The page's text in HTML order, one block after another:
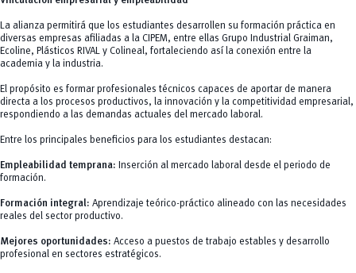
La alianza permitirá que los estudiantes desarrollen su formación práctica en
diversas empresas afiliadas a la CIPEM, entre ellas Grupo Industrial Graiman,
Ecoline, Plásticos RIVAL y Colineal, fortaleciendo así la conexión entre la
academia y la industria.
El propósito es formar profesionales técnicos capaces de aportar de manera
directa a los procesos productivos, la innovación y la competitividad empresarial,
respondiendo a las demandas actuales del mercado laboral.
Entre los principales beneficios para los estudiantes destacan:
Empleabilidad temprana: Inserción al mercado laboral desde el periodo de
formación.
Formación integral: Aprendizaje teórico-práctico alineado con las necesidades
reales del sector productivo.
Mejores oportunidades: Acceso a puestos de trabajo estables y desarrollo
profesional en sectores estratégicos.